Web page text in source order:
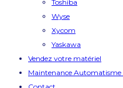
Toshiba
Wyse
Xycom
Yaskawa
Vendez votre matériel
Maintenance